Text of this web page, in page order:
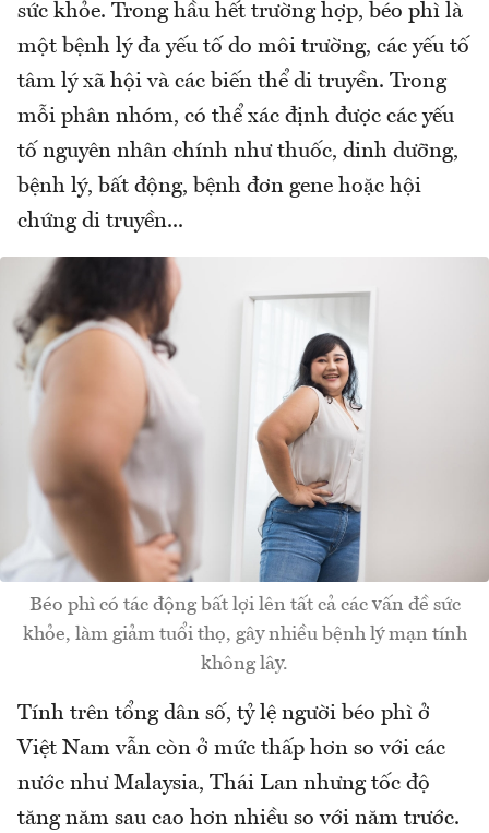
sức khỏe. Trong hầu hết trường hợp, béo phì là
một bệnh lý đa yếu tố do môi trường, các yếu tố
tâm lý xã hội và các biến thể di truyền. Trong
mỗi phân nhóm, có thể xác định được các yếu
tố nguyên nhân chính như thuốc, dinh dưỡng,
bệnh lý, bất động, bệnh đơn gene hoặc hội
chứng di truyền...
Béo phì có tác động bất lợi lên tất cả các vấn đề sức
khỏe, làm giảm tuổi thọ, gây nhiều bệnh lý mạn tính
không lây.
Tính trên tổng dân số, tỷ lệ người béo phì ở
Việt Nam vẫn còn ở mức thấp hơn so với các
nước như Malaysia, Thái Lan nhưng tốc độ
tăng năm sau cao hơn nhiều so với năm trước.